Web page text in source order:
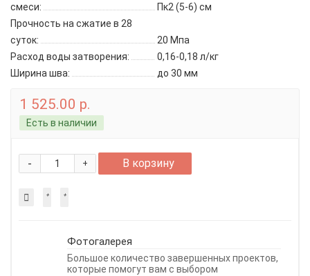
смеси:
Пк2 (5-6) см
Прочность на сжатие в 28
суток:
20 Мпа
Расход воды затворения:
0,16-0,18 л/кг
Ширина шва:
до 30 мм
1 525.00 р.
Есть в наличии
+
- В корзину
Фотогалерея
Большое количество завершенных проектов,
которые помогут вам с выбором